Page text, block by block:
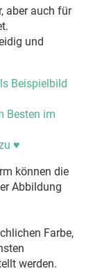
aber auch für
und
Beispielbild
Besten im
♥
können die
Abbildung
Farbe,
werden.